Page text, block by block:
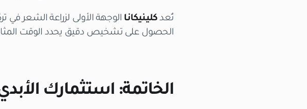
تُعد كلينيكانا الوجهة الأولى لزراعة الشعر في
الحصول على تشخيص دقيق يحدد الوقت
الخاتمة: استثمارك